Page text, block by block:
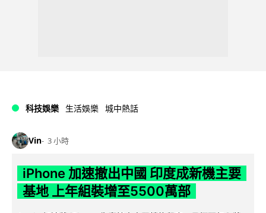
科技娛樂 生活娛樂 城中熱話
Vin 3 小時
iPhone 加速撤出中國 印度成新機主要
基地 上年組裝增至5500萬部